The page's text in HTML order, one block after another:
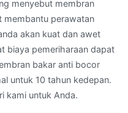
menyebut membran
membantu perawatan
akan kuat dan awet
biaya pemeriharaan dapat
bakar anti bocor
untuk 10 tahun kedepan.
kami untuk Anda.